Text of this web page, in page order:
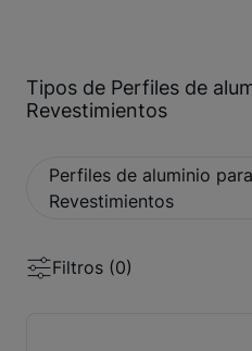
Tipos de Perfiles de
Revestimientos
Perfiles de aluminio
Revestimientos
Filtros (0)